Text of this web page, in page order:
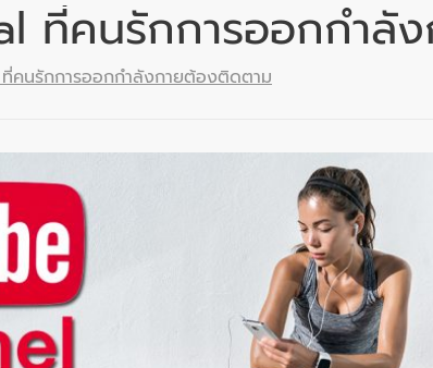
ที่คนรักการออกกำลั
คนรักการออกกำลังกายต้องติดตาม